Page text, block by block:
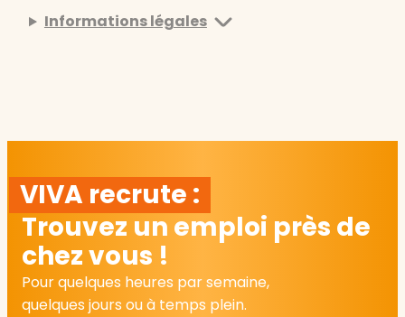
Informations légales
VIVA recrute :
Trouvez un emploi près de
chez vous !
Pour quelques heures par semaine,
quelques jours ou à temps plein.